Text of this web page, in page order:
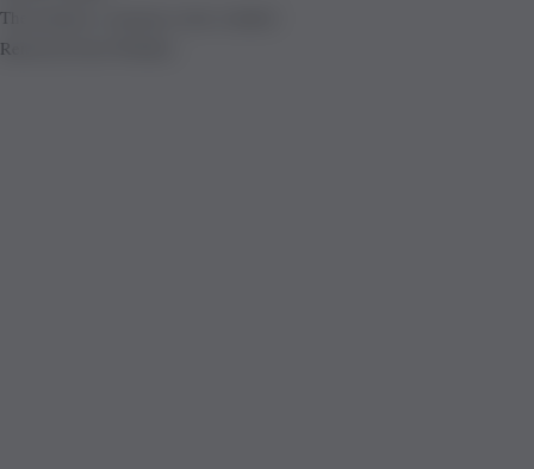
The product is already in the wishlist!
Removed from Wishlist